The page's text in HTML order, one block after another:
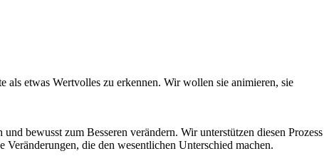
etwas Wertvolles zu erkennen. Wir wollen sie animieren, sie
bewusst zum Besseren verändern. Wir unterstützen diesen Prozess
die den wesentlichen Unterschied machen.